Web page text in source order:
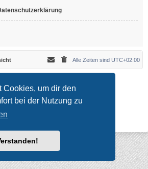
Cookies, um dir den
bei der Nutzung zu
Alle Zeiten sind UTC+02:00
Updated to 3.3.x by
MannixMD
*Style version: 3.4.10
® Forum Software © phpBB Limited